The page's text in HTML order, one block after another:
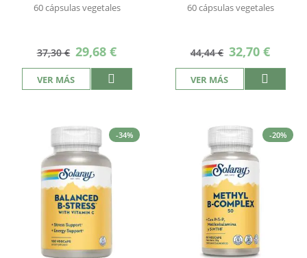
60 cápsulas vegetales
37,30 € Precio
especial
29,68 €
VER MÁS
60 cápsulas vegetales
44,44 € Precio
especial
32,70 €
VER MÁS
-34% -20%